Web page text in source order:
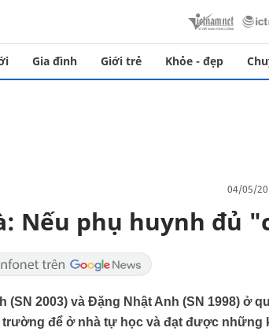
Gia đình Giới trẻ Khỏe - đẹp
04/05/
Nếu phụ huynh đủ
2003) và Đặng Nhật Anh (SN 1998) ở
để ở nhà tự học và đạt được những